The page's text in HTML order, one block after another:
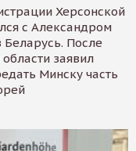
Херсонской
с Александром
После
заявил
Минску часть